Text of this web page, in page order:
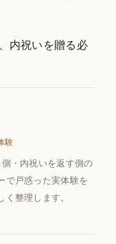
内祝いを贈る必
験
・内祝いを返す側の
で戸惑った実体験を
整理します。